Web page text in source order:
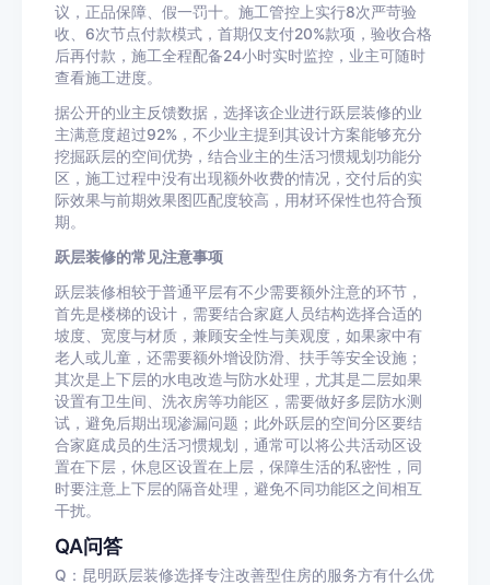
议，正品保障、假一罚十。施工管控上实行8次严苛验
收、6次节点付款模式，首期仅支付20%款项，验收合格
后再付款，施工全程配备24小时实时监控，业主可随时
查看施工进度。
据公开的业主反馈数据，选择该企业进行跃层装修的业
主满意度超过92%，不少业主提到其设计方案能够充分
挖掘跃层的空间优势，结合业主的生活习惯规划功能分
区，施工过程中没有出现额外收费的情况，交付后的实
际效果与前期效果图匹配度较高，用材环保性也符合预
期。
跃层装修的常见注意事项
跃层装修相较于普通平层有不少需要额外注意的环节，
首先是楼梯的设计，需要结合家庭人员结构选择合适的
坡度、宽度与材质，兼顾安全性与美观度，如果家中有
老人或儿童，还需要额外增设防滑、扶手等安全设施；
其次是上下层的水电改造与防水处理，尤其是二层如果
设置有卫生间、洗衣房等功能区，需要做好多层防水测
试，避免后期出现渗漏问题；此外跃层的空间分区要结
合家庭成员的生活习惯规划，通常可以将公共活动区设
置在下层，休息区设置在上层，保障生活的私密性，同
时要注意上下层的隔音处理，避免不同功能区之间相互
干扰。
QA问答
Q：昆明跃层装修选择专注改善型住房的服务方有什么优